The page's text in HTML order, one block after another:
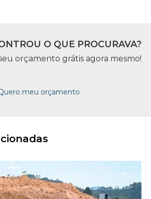
O QUE PROCURAVA?
orçamento grátis agora mesmo!
meu orçamento